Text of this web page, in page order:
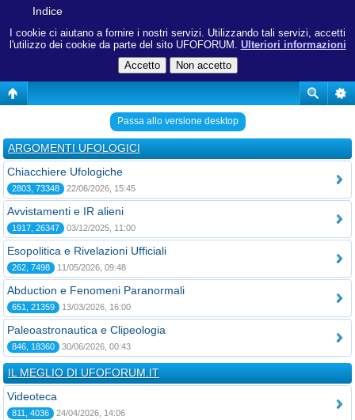
I cookie ci aiutano a fornire i nostri servizi. Utilizzando tali servizi, accetti
l'utilizzo dei cookie da parte del sito UFOFORUM. Ulteriori informazioni
Indice
Passa allo versione desktop
ARGOMENTI UFOLOGICI
Chiacchiere Ufologiche
2803, 73348 22/06/2026, 15:45
Avvistamenti e IR alieni
1917, 26347 03/12/2025, 11:00
Esopolitica e Rivelazioni Ufficiali
262, 7498 11/05/2026, 09:48
Abduction e Fenomeni Paranormali
651, 21359 13/03/2026, 16:00
Paleoastronautica e Clipeologia
846, 18360 30/06/2026, 00:43
IL MEGLIO DI UFOFORUM.IT
Videoteca
811, 4036 24/04/2026, 14:06